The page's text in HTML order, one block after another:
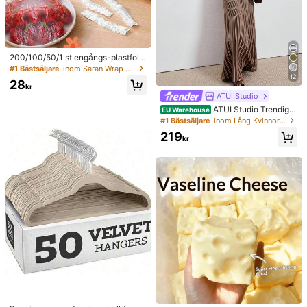
200/100/50/1 st engångs-plastfolie
skydd för mat, duschmunstyckssky
dd, multifunktionella engångs-krym
pväskor, engångsskoskydd, förtjoc
#1 Bästsäljare inom Saran Wrap & Plastpåsar
28kr
12
ATUI Studio
EU Warehouse ATUI Studio Trendig r
andig stickad klänning för kvinnor,
#1 Bästsäljare inom Lång Kvinnors tröjklänningar
219kr